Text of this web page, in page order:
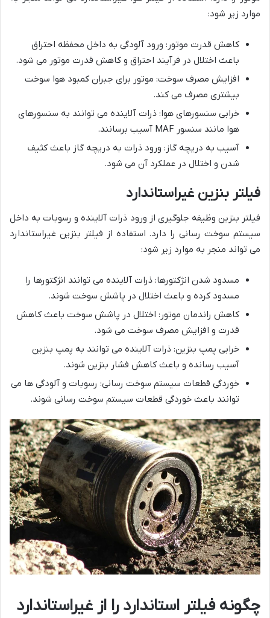
موارد زیر شود:
کاهش قدرت موتور: ورود آلودگی به داخل محفظه احتراق
باعث اختلال در فرآیند احتراق و کاهش قدرت موتور می شود.
افزایش مصرف سوخت: موتور برای جبران کمبود هوا سوخت
بیشتری مصرف می کند.
خرابی سنسورهای هوا: ذرات آلاینده می توانند به سنسورهای
هوا مانند سنسور MAF آسیب برسانند.
آسیب به دریچه گاز: ورود ذرات به دریچه گاز باعث کثیف
شدن و اختلال در عملکرد آن می شود.
فیلتر بنزین غیراستاندارد
فیلتر بنزین وظیفه جلوگیری از ورود ذرات آلاینده و رسوبات به داخل
سیستم سوخت رسانی را دارد. استفاده از فیلتر بنزین غیراستاندارد
می تواند منجر به موارد زیر شود:
مسدود شدن انژکتورها: ذرات آلاینده می توانند انژکتورها را
مسدود کرده و باعث اختلال در پاشش سوخت شوند.
کاهش راندمان موتور: اختلال در پاشش سوخت باعث کاهش
قدرت و افزایش مصرف سوخت می شود.
خرابی پمپ بنزین: ذرات آلاینده می توانند به پمپ بنزین
آسیب رسانده و باعث کاهش فشار بنزین شوند.
خوردگی قطعات سیستم سوخت رسانی: رسوبات و آلودگی ها می
توانند باعث خوردگی قطعات سیستم سوخت رسانی شوند.
چگونه فیلتر استاندارد را از غیراستاندارد